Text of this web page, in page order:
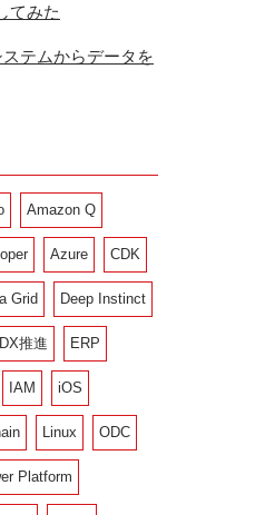
てみた
テムからデータを
Amazon Q
Azure CDK
Grid Deep Instinct
DX推進 ERP
IAM iOS
Linux ODC
Platform